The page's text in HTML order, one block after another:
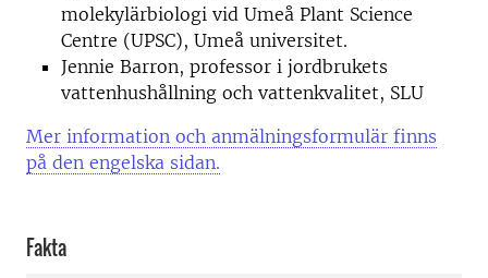
molekylärbiologi vid Umeå Plant Science
Centre (UPSC), Umeå universitet.
Jennie Barron, professor i jordbrukets
vattenhushållning och vattenkvalitet, SLU
Mer information och anmälningsformulär finns
på den engelska sidan.
Fakta